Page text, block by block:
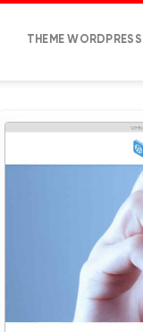
THEME WORDPRESS